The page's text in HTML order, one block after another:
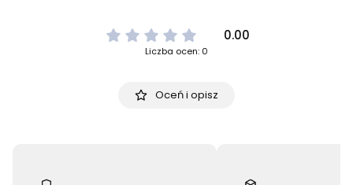
0.00
Liczba ocen: 0
Oceń i opisz